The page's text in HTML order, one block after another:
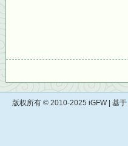
版权所有 © 2010-2025 iGFW | 基于